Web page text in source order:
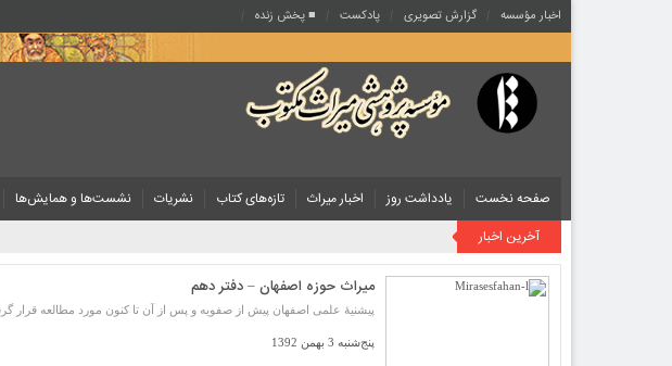
اخبار مؤسسه گزارش تصویری پادکست‌ ■ پخش زنده
صفحه نخست یادداشت روز اخبار میراث تازه‌های کتاب نشریات نشست‌ها و همایش‌ها
آخرین اخبار
میراث حوزه اصفهان – دفتر دهم
پیشنیۀ علمی اصفهان پیش از صفویه و پس از آن تا کنون مورد مطالعه قرار
پنج‌شنبه 3 بهمن 1392